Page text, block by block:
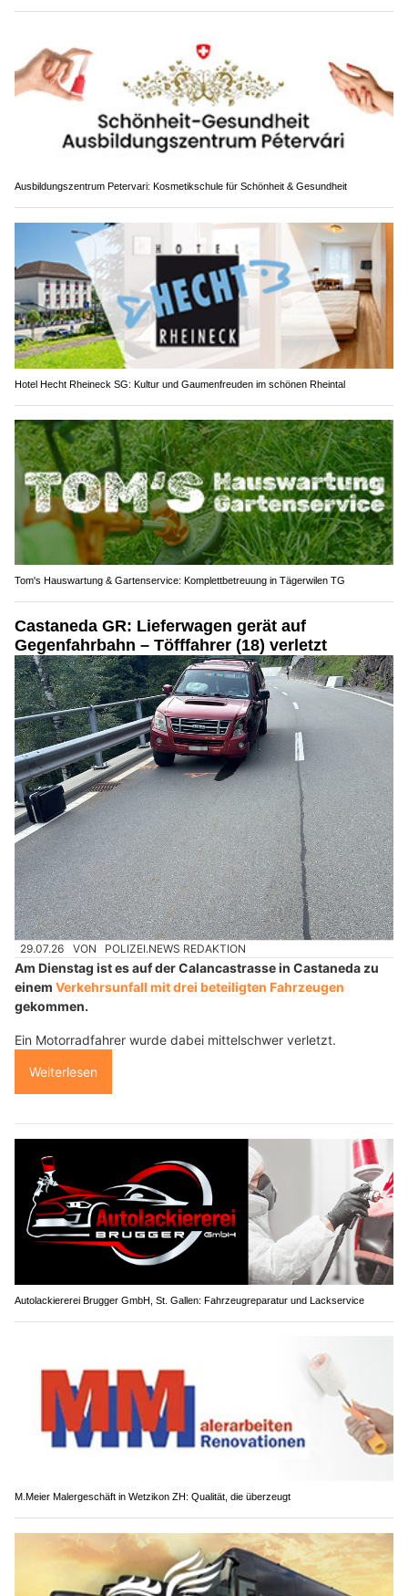
Ausbildungszentrum Petervari: Kosmetikschule für Schönheit & Gesundheit
Hotel Hecht Rheineck SG: Kultur und Gaumenfreuden im schönen Rheintal
Tom's Hauswartung & Gartenservice: Komplettbetreuung in Tägerwilen TG
Castaneda GR: Lieferwagen gerät auf
Gegenfahrbahn – Töfffahrer (18) verletzt
29.07.26 VON POLIZEI.NEWS REDAKTION
Am Dienstag ist es auf der Calancastrasse in Castaneda zu
einem Verkehrsunfall mit drei beteiligten Fahrzeugen
gekommen.
Ein Motorradfahrer wurde dabei mittelschwer verletzt.
Weiterlesen
Autolackiererei Brugger GmbH, St. Gallen: Fahrzeugreparatur und Lackservice
M.Meier Malergeschäft in Wetzikon ZH: Qualität, die überzeugt